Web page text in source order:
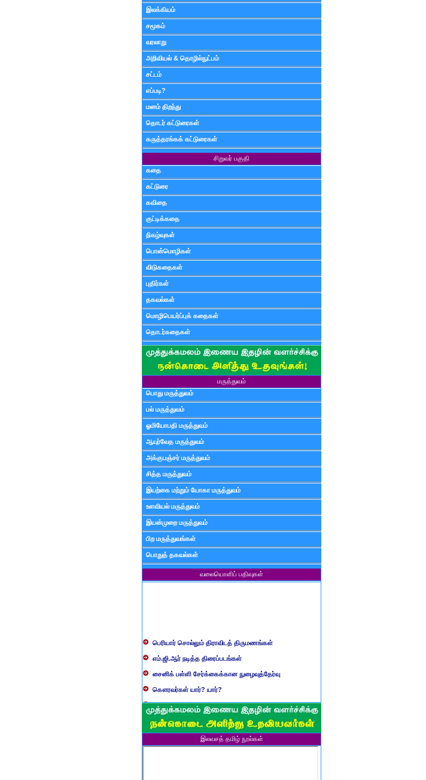
இலக்கியம்
சமூகம்
வரலாறு
அறிவியல் & தொழில்நுட்பம்
சட்டம்
எப்படி?
மனம் திறந்து
தொடர் கட்டுரைகள்
கருத்தரங்கக் கட்டுரைகள்
சிறுவர் பகுதி
கதை
கட்டுரை
கவிதை
குட்டிக்கதை
நிகழ்வுகள்
பொன்மொழிகள்
விடுகதைகள்
புதிர்கள்
தகவல்கள்
மொழிபெயர்ப்புக் கதைகள்
தொடர்கதைகள்
மருத்துவம்
பொது மருத்துவம்
பல் மருத்துவம்
ஓமியோபதி மருத்துவம்
ஆயுர்வேத மருத்துவம்
அக்குபஞ்சர் மருத்துவம்
சித்த மருத்துவம்
இயற்கை மற்றும் யோகா மருத்துவம்
உளவியல் மருத்துவம்
இயன்முறை மருத்துவம்
பிற மருத்துவங்கள்
பொதுத் தகவல்கள்
வலையொளிப் பதிவுகள்
எம்.ஜி.ஆர் நடித்த திரைப்படங்கள்
சைனிக் பள்ளி சேர்க்கைக்கான நுழைவுத்தேர்வு
கௌரவர்கள் யார்? யார்?
தமிழ் ஆண்டுப் பெயர்கள்
பிள்ளையார் சுழி வந்தது எப்படி?
வருவது போவது, வந்தால் போகாது, போனால் வராது...?
பண்டைய படைப் பெயர்கள்இலவசத் தமிழ் நூல்கள்